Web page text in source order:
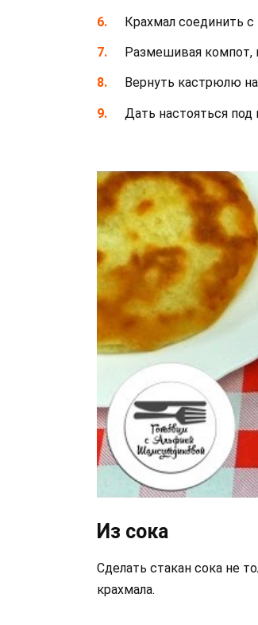
Крахмал соединить
Размешивая компот,
Вернуть кастрюлю
Дать настояться
Из сока
Сделать стакан сока не
крахмала.